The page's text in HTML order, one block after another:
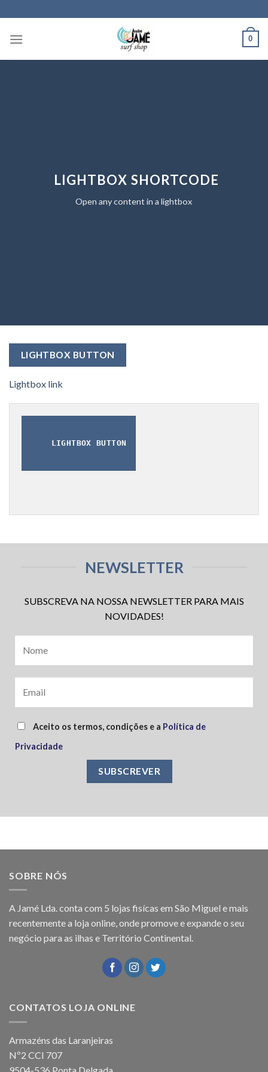
to
content
0
LIGHTBOX SHORTCODE
Open any content in a lightbox
LIGHTBOX BUTTON
Lightbox link
LIGHTBOX BUTTON
NEWSLETTER
SUBSCREVA NA NOSSA NEWSLETTER PARA MAIS
NOVIDADES!
Aceito os termos, condições e a Política de
Privacidade
SOBRE NÓS
A Jamé Lda. conta com 5 lojas fisícas em São Miguel e mais
recentemente a loja online, onde promove e expande o seu
negócio para as ilhas e Território Continental.
CONTATOS LOJA ONLINE
Armazéns das Laranjeiras
Nº2 CCI 707